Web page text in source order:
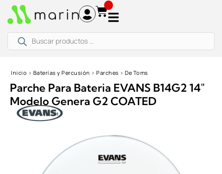
productos
Inicio › Baterías y Percusión › Parches › De Toms
Parche Para Bateria EVANS B14G2 14″
Modelo Genera G2 COATED